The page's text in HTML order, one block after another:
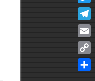
Copy
Link